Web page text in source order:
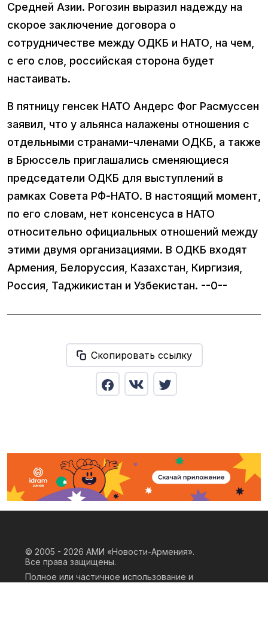
Средней Азии. Рогозин выразил надежду на
скорое заключение договора о
сотрудничестве между ОДКБ и НАТО, на чем,
с его слов, российская сторона будет
настаивать.
В пятницу генсек НАТО Андерс Фог Расмуссен
заявил, что у альянса налажены отношения с
отдельными странами-членами ОДКБ, а также
в Брюссель приглашались сменяющиеся
председатели ОДКБ для выступлений в
рамках Совета РФ-НАТО. В настоящий момент,
по его словам, нет консенсуса в НАТО
относительно официальных отношений между
этими двумя организациями. В ОДКБ входят
Армения, Белоруссия, Казахстан, Киргизия,
Россия, Таджикистан и Узбекистан. --0--
Скопировать ссылку
© 2005 - 2026 АМИ «Новости-Армения».
Все права защищены.
Полное или частичное использование и